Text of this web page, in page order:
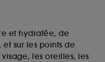
et hydratée, de
sur les points de
les oreilles, les
et les
de cookies
la fourniture de
site, tel que les